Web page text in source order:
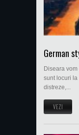
German
Diseara
sunt locuri la
distreze,...
VEZI